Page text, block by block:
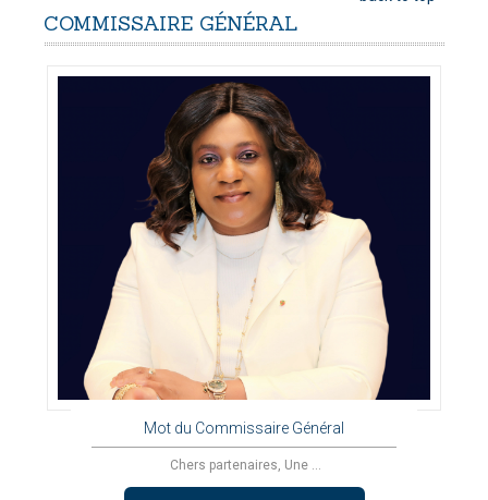
COMMISSAIRE GÉNÉRAL
Mot du Commissaire Général
Chers partenaires, Une ...